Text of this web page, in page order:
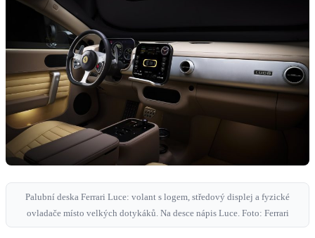
Palubní deska Ferrari Luce: volant s logem, středový displej a fyzické
ovladače místo velkých dotykáků. Na desce nápis Luce. Foto: Ferrari